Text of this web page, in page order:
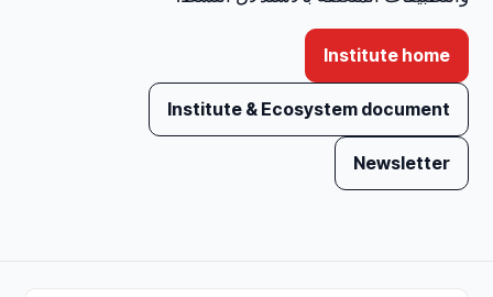
Institute home
Institute & Ecosystem document
Newsletter